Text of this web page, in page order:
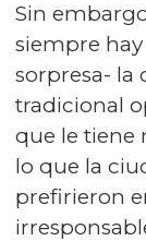
Sin
siempre
sorpresa- la
tradicional
que le tiene
lo que la
prefirieron